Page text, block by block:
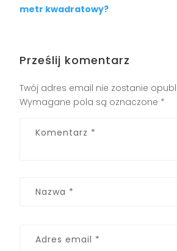
metr kwadratowy?
Prześlij komentarz
Twój adres email nie zostanie
Wymagane pola są oznaczone *